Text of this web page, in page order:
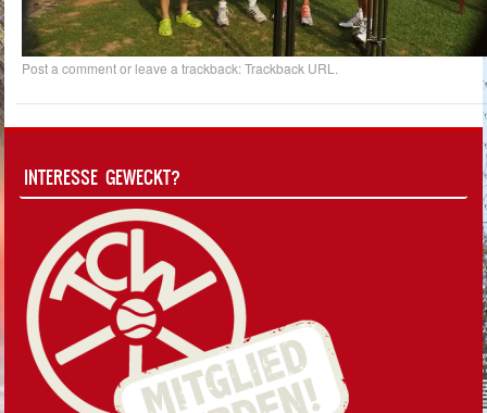
Post a commentor leave a trackback:Trackback URL
INTERESSE GEWECKT?